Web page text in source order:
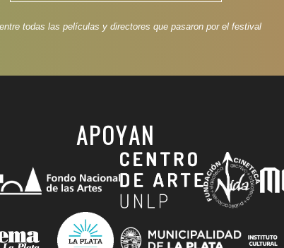
todas las películas y directores que pasaron por el festival
APOYAN